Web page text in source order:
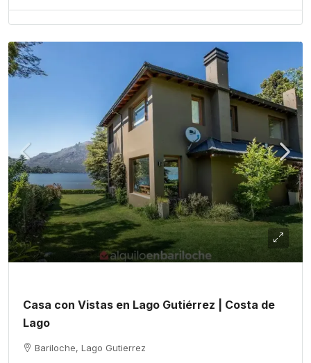
Casa con Vistas en Lago Gutiérrez | Costa de
Lago
Bariloche, Lago Gutierrez